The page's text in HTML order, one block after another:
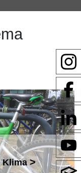
Klima>